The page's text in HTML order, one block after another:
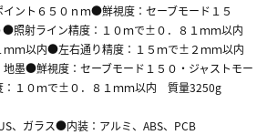
ント６５０ｎｍ●鮮視度：セーブモード１５
●照射ライン精度：１０ｍで±０．８１ｍｍ以内
ｍ以内●左右通り精度：１５ｍで±２ｍｍ以内
墨●鮮視度：セーブモード１５０・ジャストモー
：１０ｍで±０．８１ｍｍ以内 質量3250g
、ガラス●内装：アルミ、ABS、PCB